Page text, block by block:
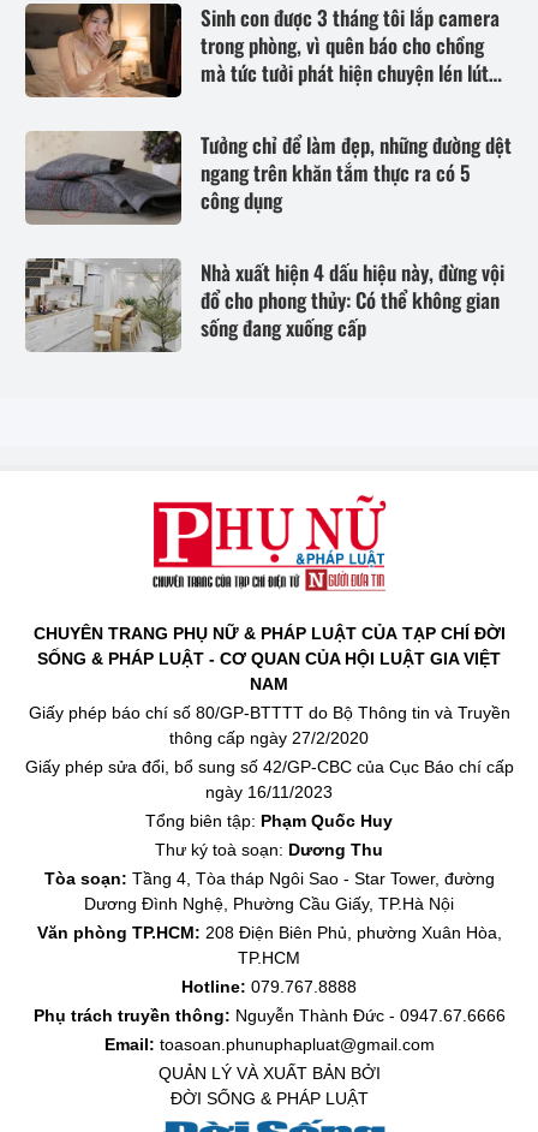
Sinh con được 3 tháng tôi lắp camera
trong phòng, vì quên báo cho chồng
mà tức tưởi phát hiện chuyện lén lút
Tưởng chỉ để làm đẹp, những đường dệt
ngang trên khăn tắm thực ra có 5
công dụng
Nhà xuất hiện 4 dấu hiệu này, đừng vội
đổ cho phong thủy: Có thể không gian
sống đang xuống cấp
CHUYÊN TRANG PHỤ NỮ & PHÁP LUẬT CỦA TẠP CHÍ ĐỜI
SỐNG & PHÁP LUẬT - CƠ QUAN CỦA HỘI LUẬT GIA VIỆT
NAM
Giấy phép báo chí số 80/GP-BTTTT do Bộ Thông tin và Truyền
thông cấp ngày 27/2/2020
Giấy phép sửa đổi, bổ sung số 42/GP-CBC của Cục Báo chí cấp
ngày 16/11/2023
Tổng biên tập: Phạm Quốc Huy
Thư ký toà soạn: Dương Thu
Tòa soạn: Tầng 4, Tòa tháp Ngôi Sao - Star Tower, đường
Dương Đình Nghệ, Phường Cầu Giấy, TP.Hà Nội
Văn phòng TP.HCM: 208 Điện Biên Phủ, phường Xuân Hòa,
TP.HCM
Hotline: 079.767.8888
Phụ trách truyền thông: Nguyễn Thành Đức - 0947.67.6666
Email: toasoan.phunuphapluat@gmail.com
QUẢN LÝ VÀ XUẤT BẢN BỞI
ĐỜI SỐNG & PHÁP LUẬT